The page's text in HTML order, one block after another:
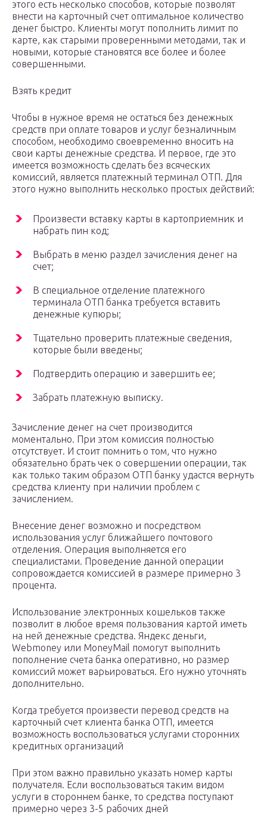
этого есть несколько способов, которые позволят
внести на карточный счет оптимальное количество
денег быстро. Клиенты могут пополнить лимит по
карте, как старыми проверенными методами, так и
новыми, которые становятся все более и более
совершенными.
Взять кредит
Чтобы в нужное время не остаться без денежных
средств при оплате товаров и услуг безналичным
способом, необходимо своевременно вносить на
свои карты денежные средства. И первое, где это
имеется возможность сделать без всяческих
комиссий, является платежный терминал ОТП. Для
этого нужно выполнить несколько простых действий:
Произвести вставку карты в картоприемник и
набрать пин код;
Выбрать в меню раздел зачисления денег на
счет;
В специальное отделение платежного
терминала ОТП банка требуется вставить
денежные купюры;
Тщательно проверить платежные сведения,
которые были введены;
Подтвердить операцию и завершить ее;
Забрать платежную выписку.
Зачисление денег на счет производится
моментально. При этом комиссия полностью
отсутствует. И стоит помнить о том, что нужно
обязательно брать чек о совершении операции, так
как только таким образом ОТП банку удастся вернуть
средства клиенту при наличии проблем с
зачислением.
Внесение денег возможно и посредством
использования услуг ближайшего почтового
отделения. Операция выполняется его
специалистами. Проведение данной операции
сопровождается комиссией в размере примерно 3
процента.
Использование электронных кошельков также
позволит в любое время пользования картой иметь
на ней денежные средства. Яндекс деньги,
Webmoney или MoneyMail помогут выполнить
пополнение счета банка оперативно, но размер
комиссий может варьироваться. Его нужно уточнять
дополнительно.
Когда требуется произвести перевод средств на
карточный счет клиента банка ОТП, имеется
возможность воспользоваться услугами сторонних
кредитных организаций
При этом важно правильно указать номер карты
получателя. Если воспользоваться таким видом
услуги в стороннем банке, то средства поступают
примерно через 3-5 рабочих дней